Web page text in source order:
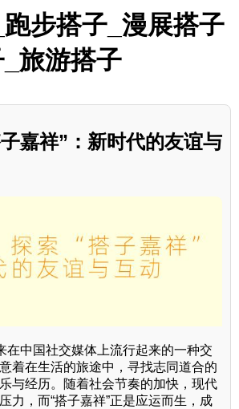
步搭子_漫展搭子
_旅游搭子
嘉祥”：新时代的友谊与
在中国社交媒体上流行起来的一种交
着在生活的旅途中，寻找志同道合的
与经历。随着社会节奏的加快，现代
力，而“搭子嘉祥”正是应运而生，成